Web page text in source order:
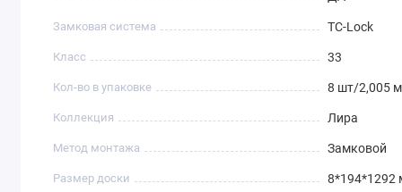
Замковая система TC-Lock
Класс 33
Кол-во в упаковке 8 шт/2,005
Коллекция Лира
Метод монтажа Замковой
Размер доски 8*194*1292